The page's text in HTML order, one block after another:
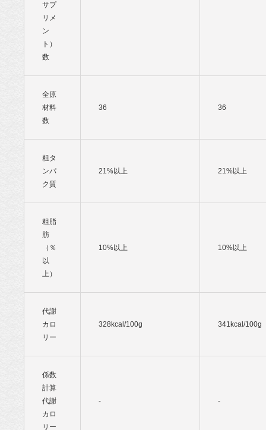
サプ
リメ
ン
ト）
数
全原
材料
数
36 36
粗タ
ンパ
ク質
21%以上 21%以上
粗脂
肪
（％
以
上）
10%以上 10%以上
代謝
カロ
リー
328kcal/100g 341kcal/100g
係数
計算
代謝
カロ
リー
- -